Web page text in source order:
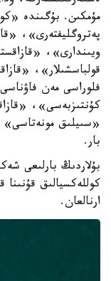
مۇمكىن. بۇگىندە
پەتروگليفتەرى»،
ويىندارى»،
قولباسشىلار»،
فلوراسى مەن
كۇنتىزبەسى»،
«سىيلىق مونەتاسى»
بار.
بۇلاردىڭ بارلىعى
كوللەكسيالىق قۇنىنا
ارنالعان.